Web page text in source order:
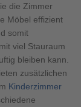
die Zimmer
Möbel effizient
somit
viel Stauraum
bleiben kann.
zusätzlichen
Kinderzimmer